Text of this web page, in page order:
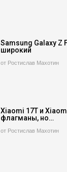
Samsung Galaxy Z
широкий
от Ростислав Махотин
Xiaomi 17T и
флагманы, но…
от Ростислав Махотин